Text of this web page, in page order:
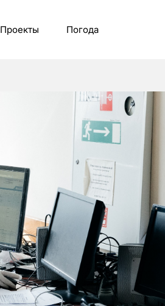
Проекты Погода